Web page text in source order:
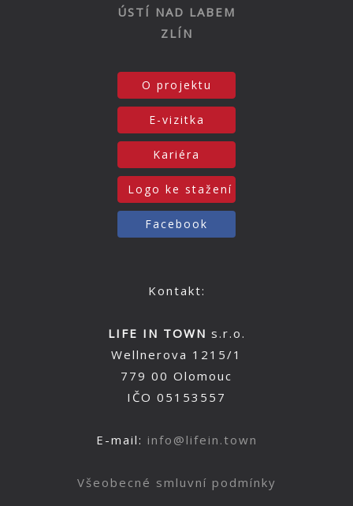
ÚSTÍ NAD LABEM
ZLÍN
O projektu
E-vizitka
Kariéra
Logo ke stažení
Facebook
Kontakt:
LIFE IN TOWN s.r.o.
Wellnerova 1215/1
779 00 Olomouc
IČO 05153557
E-mail: info@lifein.town
Všeobecné smluvní podmínky